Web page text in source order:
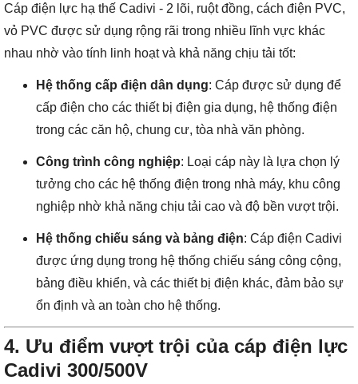
Cáp điện lực hạ thế Cadivi - 2 lõi, ruột đồng, cách điện PVC,
vỏ PVC được sử dụng rộng rãi trong nhiều lĩnh vực khác
nhau nhờ vào tính linh hoạt và khả năng chịu tải tốt:
Hệ thống cấp điện dân dụng: Cáp được sử dụng để
cấp điện cho các thiết bị điện gia dụng, hệ thống điện
trong các căn hộ, chung cư, tòa nhà văn phòng.
Công trình công nghiệp: Loại cáp này là lựa chọn lý
tưởng cho các hệ thống điện trong nhà máy, khu công
nghiệp nhờ khả năng chịu tải cao và độ bền vượt trội.
Hệ thống chiếu sáng và bảng điện: Cáp điện Cadivi
được ứng dụng trong hệ thống chiếu sáng công cộng,
bảng điều khiển, và các thiết bị điện khác, đảm bảo sự
ổn định và an toàn cho hệ thống.
4. Ưu điểm vượt trội của cáp điện lực
Cadivi 300/500V